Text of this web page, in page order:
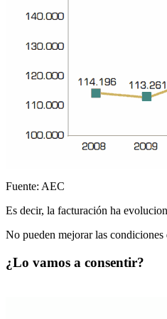
Fuente: AEC
Es decir, la facturación ha
No pueden mejorar las condiciones
¿Lo vamos a consentir?